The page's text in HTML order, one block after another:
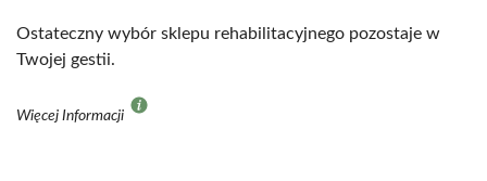
Ostateczny wybór sklepu rehabilitacyjnego pozostaje w
Twojej gestii.
Więcej Informacji